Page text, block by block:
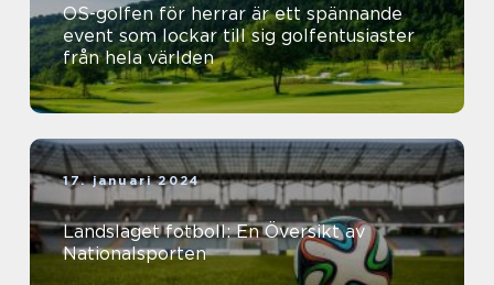
OS-golfen för herrar är ett spännande
event som lockar till sig golfentusiaster
från hela världen
17. januari 2024
Landslaget fotboll: En Översikt av
Nationalsporten